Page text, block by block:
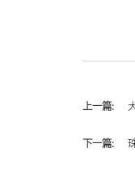
上一篇:
下一篇: